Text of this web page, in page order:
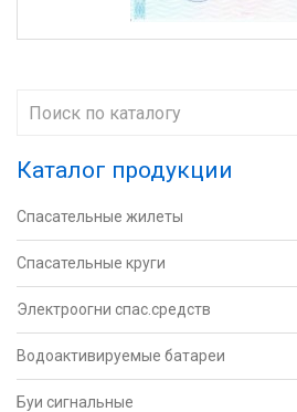
Каталог продукции
Спасательные жилеты
Спасательные круги
Электроогни спас.средств
Водоактивируемые батареи
Буи сигнальные